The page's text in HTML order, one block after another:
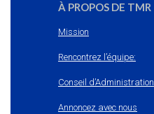
À PROPOS DE TMR
Mission
Rencontrez l’équipe:
Conseil d’Administration
Annoncez avec nous